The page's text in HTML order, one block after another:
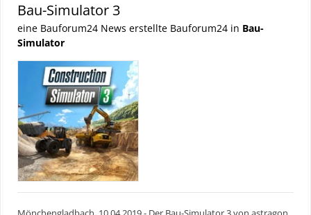
Bau-Simulator 3
eine Bauforum24 News erstellte Bauforum24 in Bau-
Simulator